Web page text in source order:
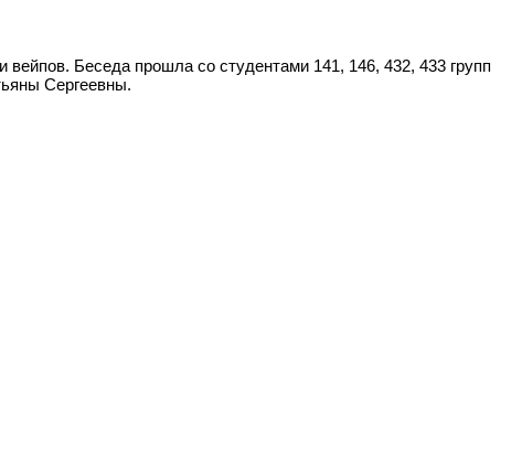
Беседа прошла со студентами 141, 146, 432, 433 групп
Сергеевны.